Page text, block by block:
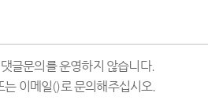
글문의를 운영하지 않습니다.
이메일()로 문의해주십시오.